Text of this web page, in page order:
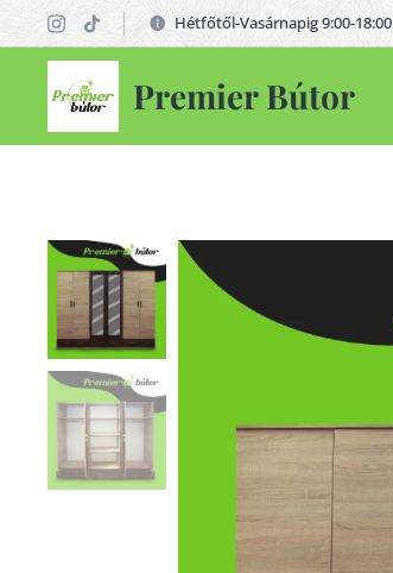
Hétfőtől-Vasárnapig 9:00-18:00
Premier Bútor